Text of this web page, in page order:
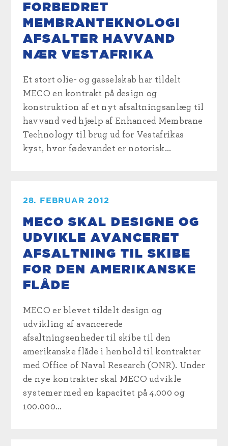
FORBEDRET
MEMBRANTEKNOLOGI
AFSALTER HAVVAND
NÆR VESTAFRIKA
Et stort olie- og gasselskab har tildelt
MECO en kontrakt på design og
konstruktion af et nyt afsaltningsanlæg til
havvand ved hjælp af Enhanced Membrane
Technology til brug ud for Vestafrikas
kyst, hvor fødevandet er notorisk...
28. FEBRUAR 2012
MECO SKAL DESIGNE OG
UDVIKLE AVANCERET
AFSALTNING TIL SKIBE
FOR DEN AMERIKANSKE
FLÅDE
MECO er blevet tildelt design og
udvikling af avancerede
afsaltningsenheder til skibe til den
amerikanske flåde i henhold til kontrakter
med Office of Naval Research (ONR). Under
de nye kontrakter skal MECO udvikle
systemer med en kapacitet på 4.000 og
100.000...